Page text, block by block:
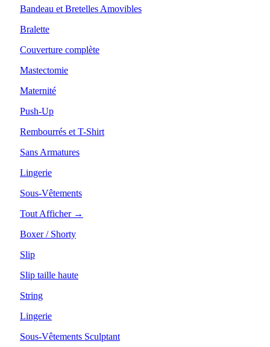
Bandeau et Bretelles Amovibles
Bralette
Couverture complète
Mastectomie
Maternité
Push-Up
Rembourrés et T-Shirt
Sans Armatures
Lingerie
Sous-Vêtements
Tout Afficher →
Boxer / Shorty
Slip
Slip taille haute
String
Lingerie
Sous-Vêtements Sculptant